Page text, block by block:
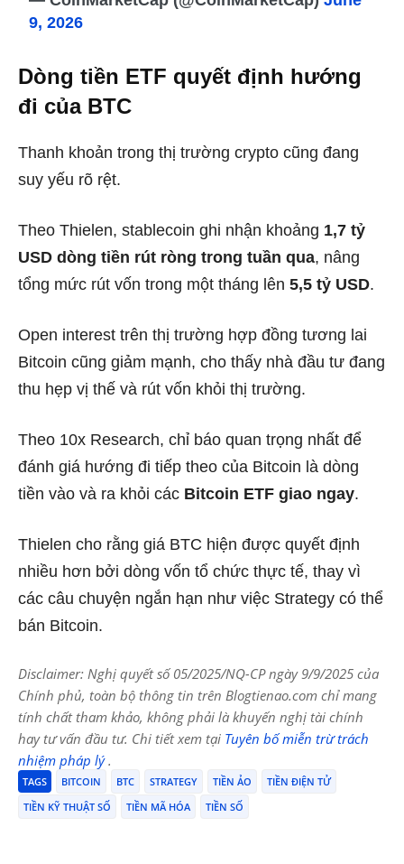
9, 2026
Dòng tiền ETF quyết định hướng
đi của BTC
Thanh khoản trong thị trường crypto cũng đang
suy yếu rõ rệt.
Theo Thielen, stablecoin ghi nhận khoảng 1,7 tỷ
USD dòng tiền rút ròng trong tuần qua, nâng
tổng mức rút vốn trong một tháng lên 5,5 tỷ USD.
Open interest trên thị trường hợp đồng tương lai
Bitcoin cũng giảm mạnh, cho thấy nhà đầu tư đang
thu hẹp vị thế và rút vốn khỏi thị trường.
Theo 10x Research, chỉ báo quan trọng nhất để
đánh giá hướng đi tiếp theo của Bitcoin là dòng
tiền vào và ra khỏi các Bitcoin ETF giao ngay.
Thielen cho rằng giá BTC hiện được quyết định
nhiều hơn bởi dòng vốn tổ chức thực tế, thay vì
các câu chuyện ngắn hạn như việc Strategy có thể
bán Bitcoin.
Disclaimer: Nghị quyết số 05/2025/NQ-CP ngày 9/9/2025 của
Chính phủ, toàn bộ thông tin trên Blogtienao.com chỉ mang
tính chất tham khảo, không phải là khuyến nghị tài chính
hay tư vấn đầu tư. Chi tiết xem tại Tuyên bố miễn trừ trách
nhiệm pháp lý.
TAGS BITCOIN BTC STRATEGY TIỀN ẢO
TIỀN ĐIỆN TỬ
TIỀN KỸ THUẬT SỐ
TIỀN MÃ HÓA TIỀN SỐ